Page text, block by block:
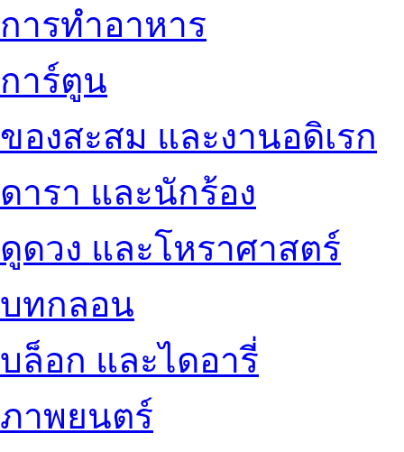
การทำอาหาร
การ์ตูน
ของสะสม และงานอดิเรก
ดารา และนักร้อง
ดูดวง และโหราศาสตร์
บทกลอน
บล็อก และไดอารี่
ภาพยนตร์